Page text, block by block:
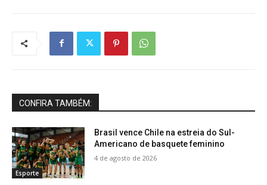
CONFIRA TAMBÉM:
Esporte
Brasil vence Chile na estreia do Sul-
Americano de basquete feminino
4 de agosto de 2026